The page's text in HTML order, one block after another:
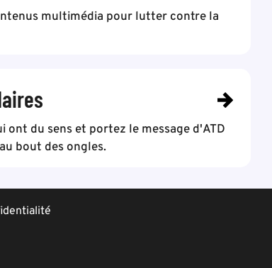
multimédia pour lutter contre la
ont du sens et portez le message d'ATD
bout des ongles.